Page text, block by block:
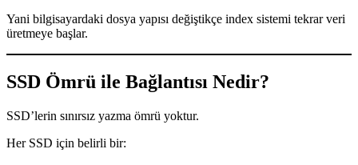
Yani bilgisayardaki dosya yapısı değiştikçe index sistemi tekrar veri
üretmeye başlar.
SSD Ömrü ile Bağlantısı Nedir?
SSD’lerin sınırsız yazma ömrü yoktur.
Her SSD için belirli bir: